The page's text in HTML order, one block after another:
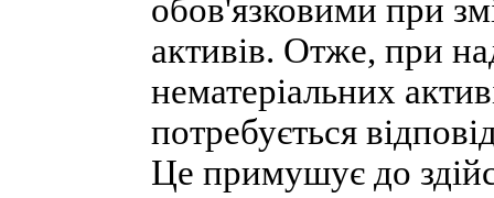
обов'язковими при
активів. Отже, при
нематеріальних
потребується
Це примушує до